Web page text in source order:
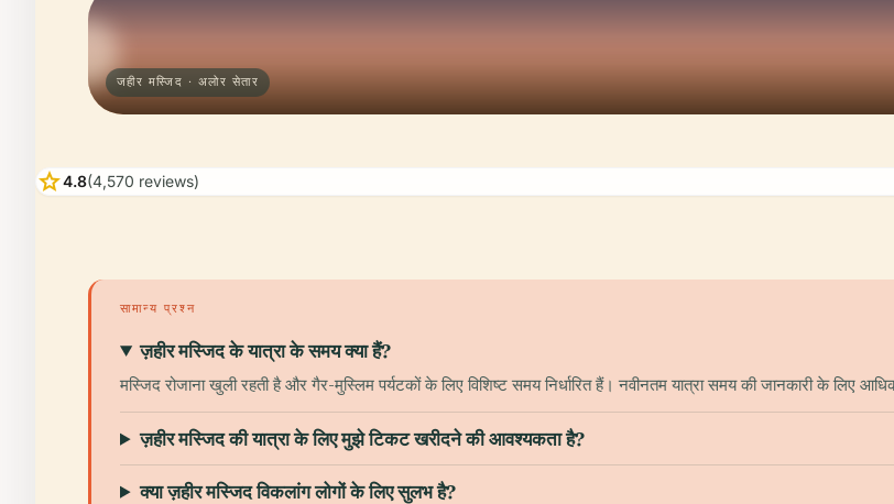
जहीर मस्जिद · अलोर सेतार
star4.8(4,570 reviews)
सामान्य प्रश्न
ज़हीर मस्जिद के यात्रा के समय क्या हैं?
मस्जिद रोजाना खुली रहती है और गैर-मुस्लिम पर्यटकों के लिए विशिष्ट समय निर्धारित हैं। नवीनतम यात्रा समय की जानकारी के लिए
ज़हीर मस्जिद की यात्रा के लिए मुझे टिकट खरीदने की आवश्यकता है?
क्या ज़हीर मस्जिद विकलांग लोगों के लिए सुलभ है?